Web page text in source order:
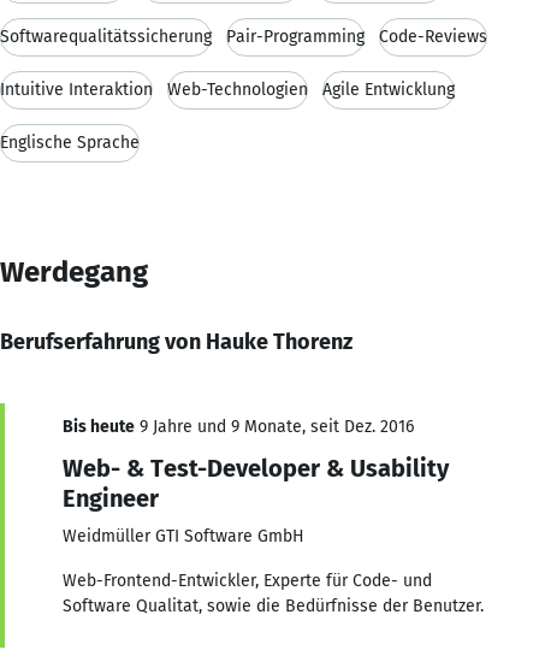
Softwarequalitätssicherung Pair-Programming Code-Reviews
Intuitive Interaktion Web-Technologien Agile Entwicklung
Englische Sprache
Werdegang
Berufserfahrung von Hauke Thorenz
Bis heute 9 Jahre und 9 Monate, seit Dez. 2016
Web- & Test-Developer & Usability
Engineer
Weidmüller GTI Software GmbH
Web-Frontend-Entwickler, Experte für Code- und
Software Qualitat, sowie die Bedürfnisse der Benutzer.